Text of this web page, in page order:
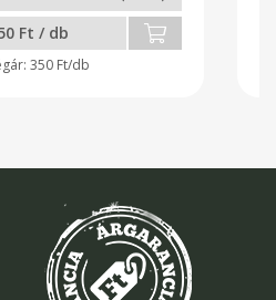
Ft / db
350 Ft/db